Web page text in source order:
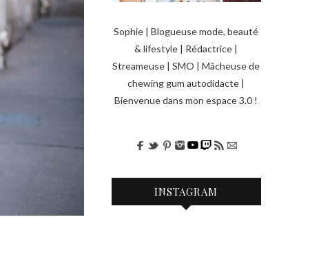
Sophie | Blogueuse mode, beauté
& lifestyle | Rédactrice |
Streameuse | SMO | Mâcheuse de
chewing gum autodidacte |
Bienvenue dans mon espace 3.0 !
INSTAGRAM